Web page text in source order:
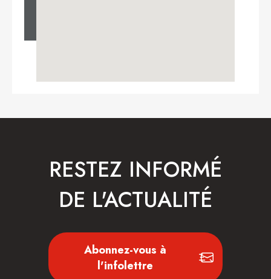
RESTEZ INFORMÉ
DE L'ACTUALITÉ
Abonnez-vous à
l'infolettre